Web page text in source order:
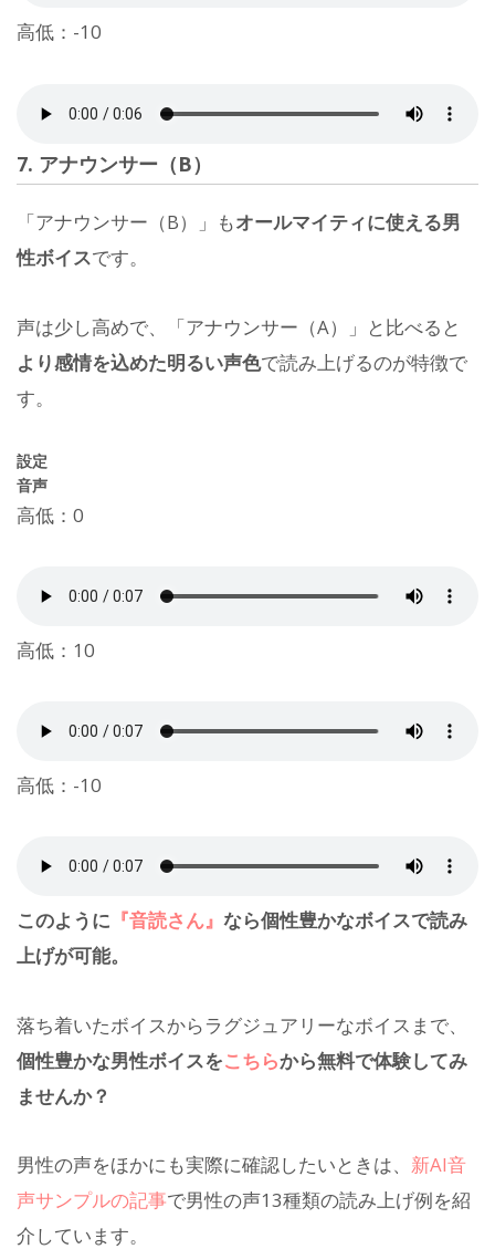
高低：-10
7. アナウンサー（B）
「アナウンサー（B）」もオールマイティに使える男
性ボイスです。
声は少し高めで、「アナウンサー（A）」と比べると
より感情を込めた明るい声色で読み上げるのが特徴で
す。
設定
音声
高低：0
高低：10
高低：-10
このように 『音読さん』 なら個性豊かなボイスで読み
上げが可能。
落ち着いたボイスからラグジュアリーなボイスまで、
個性豊かな男性ボイスをこちらから無料で体験してみ
ませんか？
男性の声をほかにも実際に確認したいときは、 新AI音
声サンプルの記事で男性の声13種類の読み上げ例を紹
介しています。